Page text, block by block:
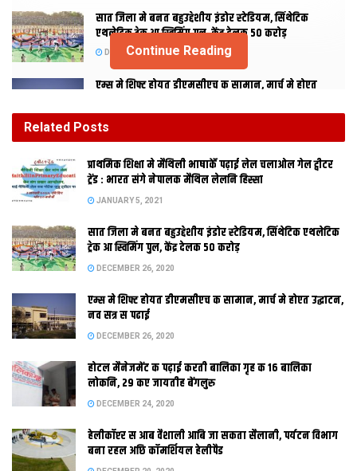
सात जिला मे बनत बहुउद्देशीय इंडोर स्‍टेडि‍यम, सिंथेटिक
एथलेटिक ट्रेक आ स्विमिंग पुल, केंद्र देलक 50 करोड़
DECEMBER 26, 2020
एम्स मे शिफ्ट होयत डीएमसीएच क सामान, मार्च मे होएत
लोकनि, 29 कए जायतीह बेंगलुरु
आइसा मे भेल मुख्‍य मुकाबला, राजद आ जदयू सेहो दर्ज केलक जीत
Continue Reading
Related Posts
प्राथमिक शि‍क्षा मे मैथि‍ली भाषाकेँ पढ़ाई लेल चलाओल गेल ट्वीटर
ट्रेंड : भारत संगे नेपालक मैथिल लेलनि हिस्सा
JANUARY 5, 2021
सात जिला मे बनत बहुउद्देशीय इंडोर स्‍टेडि‍यम, सिंथेटिक एथलेटिक
ट्रेक आ स्विमिंग पुल, केंद्र देलक 50 करोड़
DECEMBER 26, 2020
एम्स मे शिफ्ट होयत डीएमसीएच क सामान, मार्च मे होएत उद्घाटन,
नव सत्र स पढाई
DECEMBER 26, 2020
होटल मैनेजमेंट क पढ़ाई करती बालिका गृह क 16 बालिका
लोकनि, 29 कए जायतीह बेंगलुरु
DECEMBER 24, 2020
हेलीकॉप्टर स आब वैशाली आबि जा सकता सैलानी, पर्यटन विभाग
बना रहल अछि कॉमर्शियल हेलीपैड